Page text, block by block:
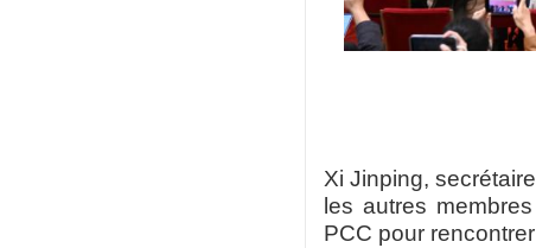
Xi Jinping,
les autres
PCC pour